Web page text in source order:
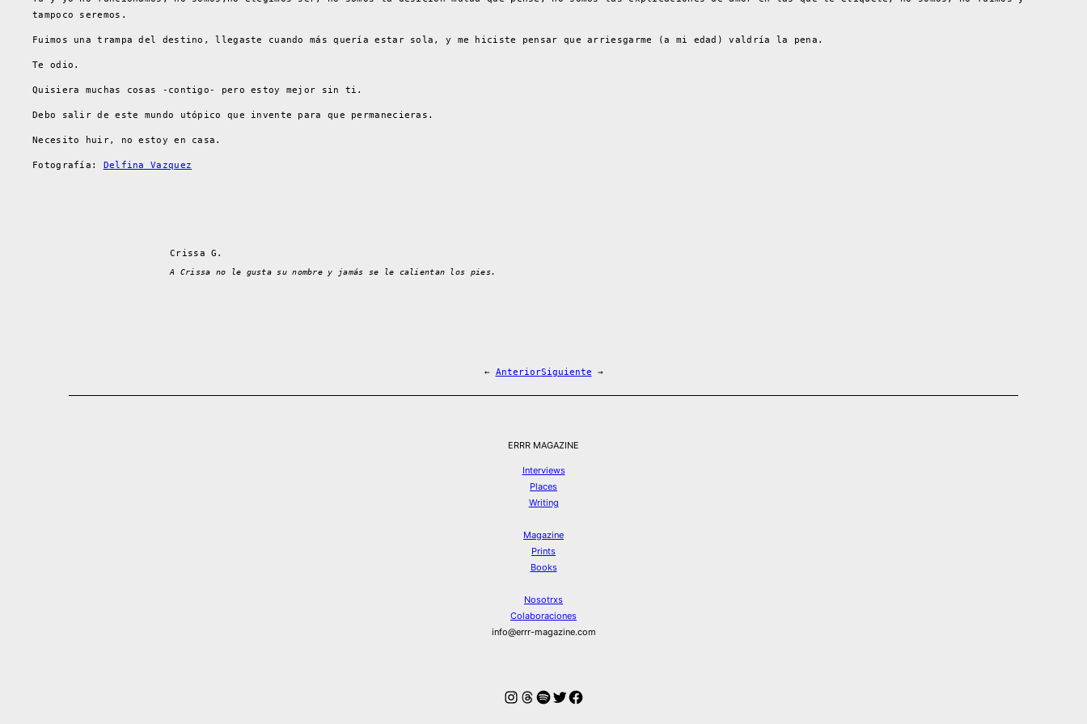
tampoco seremos.
Fuimos una trampa del destino, llegaste cuando más quería estar sola, y me hiciste pensar que arriesgarme (a mi edad) valdría la pena.
Te odio.
Quisiera muchas cosas -contigo- pero estoy mejor sin ti.
Debo salir de este mundo utópico que invente para que permanecieras.
Necesito huir, no estoy en casa.
Fotografía: Delfina Vazquez
Crissa G.
A Crissa no le gusta su nombre y jamás se le calientan los pies.
← AnteriorSiguiente →
ERRR MAGAZINE
Interviews
Places
Writing
Magazine
Prints
Books
Nosotrxs
Colaboraciones
info@errr-magazine.com
Instagram
Hilos
Spotify
Twitter
Facebook